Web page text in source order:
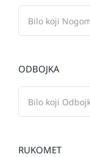
ODBOJKA
RUKOMET